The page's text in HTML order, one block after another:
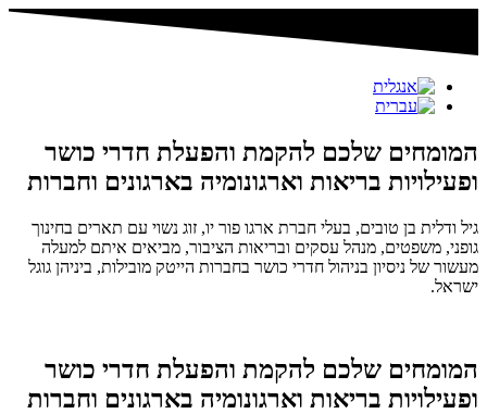
המומחים שלכם להקמת והפעלת חדרי כושר
ופעילויות בריאות וארגונומיה בארגונים וחברות
גיל ודלית בן טובים, בעלי חברת ארגו פור יו, זוג נשוי עם תארים בחינוך
גופני, משפטים, מנהל עסקים ובריאות הציבור, מביאים איתם למעלה
מעשור של ניסיון בניהול חדרי כושר בחברות הייטק מובילות, ביניהן גוגל
ישראל.
המומחים שלכם להקמת והפעלת חדרי כושר
ופעילויות בריאות וארגונומיה בארגונים וחברות